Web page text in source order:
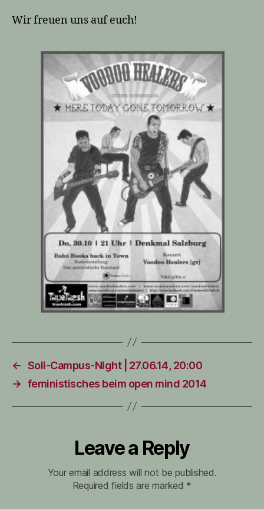
Wir freuen uns auf euch!
← Soli-Campus-Night | 27.06.14, 20:00
→ feministisches beim open mind 2014
Leave a Reply
Your email address will not be published.
Required fields are marked *